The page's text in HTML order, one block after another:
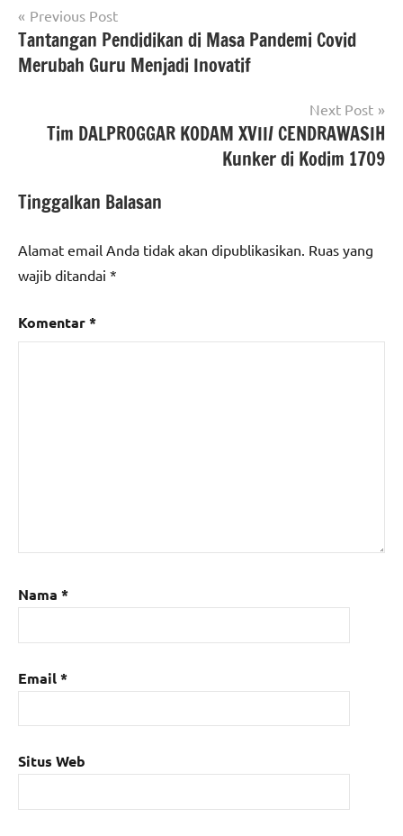
Navigasi
pos
Previous Post
Tantangan Pendidikan di Masa Pandemi Covid
Merubah Guru Menjadi Inovatif
Next Post
Tim DALPROGGAR KODAM XVII/ CENDRAWASIH
Kunker di Kodim 1709
Tinggalkan Balasan
Alamat email Anda tidak akan dipublikasikan. Ruas yang
wajib ditandai *
Komentar*
Nama *
Email*
Situs Web